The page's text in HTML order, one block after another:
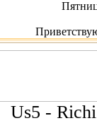
Us5 -